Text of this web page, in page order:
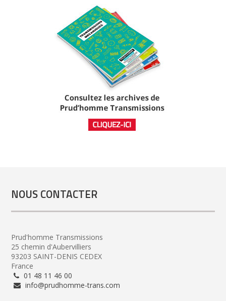
NOUS CONTACTER
Prud'homme Transmissions
25 chemin d'Aubervilliers
93203 SAINT-DENIS CEDEX
France
01 48 11 46 00
info@prudhomme-trans.com